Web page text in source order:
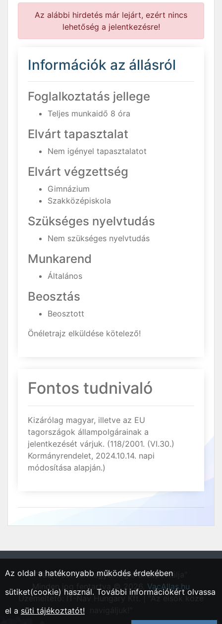
Az alábbi hirdetés már lejárt, ezért nincs
lehetőség a jelentkezésre!
Információk az állásról
Foglalkoztatás jellege
Teljes munkaidő 8 óra
Elvárt tapasztalat
Nem igényel tapasztalatot
Elvárt végzettség
Gimnázium
Szakközépiskola
Szükséges nyelvtudás
Nem szükséges nyelvtudás
Munkarend
Általános
Beosztás
Beosztott
Önéletrajz elküldése kötelező!
Fontos tudnivaló
Kizárólag magyar, illetve az EU
tagországok állampolgárainak a
jelentkezését várjuk. (118/2001. (VI.30.)
Kormányrendelet, 2024.10.14. napi
módosítása alapján.)
"Vác, Pest vármegyei régió állásportálja"
Minden jog fentartva © 2026. VacAllas.hu
Üzemeltető: IT-Nav Hungary Kft. | "Az elsők közé
Az oldal a hatékonyabb működés érdekében
sütiket(cookie) használ. További információkért olvassa
el a süti tájékoztatót!